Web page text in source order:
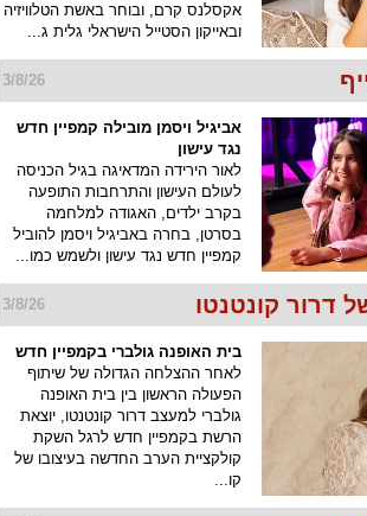
אקסלנס קרם, ובוחר באשת הטלוויזיה
ובאייקון הסטייל הישראלי גלית ג...
3/8/26
אביגיל ויסמן מובילה קמפיין חדש
נגד עישון
לאור הירידה המדאיגה בגיל הכניסה
לעולם העישון והתרחבות התופעה
בקרב ילדים, האגודה למלחמה
בסרטן, בחרה באביגיל ויסמן להוביל
קמפיין חדש נגד עישון ולשמש כמו...
3/8/26 דרור קונטנטו
בית האופנה גולברי בקמפיין חדש
לאחר ההצלחה הגדולה של שיתוף
הפעולה הראשון בין בית האופנה
גולברי למעצב דרור קונטנטו, יוצאת
הרשת בקמפיין חדש לרגל השקת
קולקציית הערב החדשה בעיצובו של
קו...